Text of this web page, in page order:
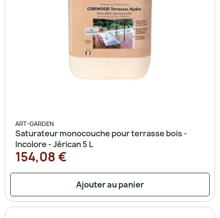
ART-GARDEN
Saturateur monocouche pour terrasse bois -
Incolore - Jérican 5 L
154,08 €
Ajouter au panier